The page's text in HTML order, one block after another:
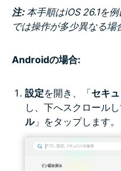
注:本手順はiOS 26.1を
では操作が多少異なる場
Androidの場合:
設定を開き、「セキ
し、下へスクロール
ル」をタップします。